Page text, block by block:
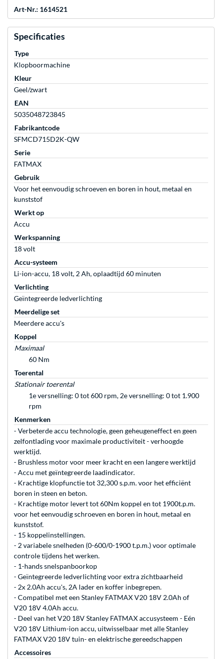
Art-Nr.: 1614521
Specificaties
Type
Klopboormachine
Kleur
Geel/zwart
EAN
5035048723845
Fabrikantcode
SFMCD715D2K-QW
Serie
FATMAX
Gebruik
Voor het eenvoudig schroeven en boren in hout, metaal en
kunststof
Werkt op
Accu
Werkspanning
18 volt
Accu-systeem
Li-ion-accu, 18 volt, 2 Ah, oplaadtijd 60 minuten
Verlichting
Geïntegreerde ledverlichting
Meerdelige set
Meerdere accu's
Koppel
Maximaal
60 Nm
Toerental
Stationair toerental
1e versnelling: 0 tot 600 rpm, 2e versnelling: 0 tot 1.900
rpm
Kenmerken
- Verbeterde accu technologie, geen geheugeneffect en geen
zelfontlading voor maximale productiviteit - verhoogde
werktijd.
- Brushless motor voor meer kracht en een langere werktijd
- Accu met geïntegreerde laadindicator.
- Krachtige klopfunctie tot 32,300 s.p.m. voor het efficiënt
boren in steen en beton.
- Krachtige motor levert tot 60Nm koppel en tot 1900t.p.m.
voor het eenvoudig schroeven en boren in hout, metaal en
kunststof.
- 15 koppelinstellingen.
- 2 variabele snelheden (0-600/0-1900 t.p.m.) voor optimale
controle tijdens het werken.
- 1-hands snelspanboorkop
- Geïntegreerde ledverlichting voor extra zichtbaarheid
- 2x 2.0Ah accu's, 2A lader en koffer inbegrepen.
- Compatibel met een Stanley FATMAX V20 18V 2.0Ah of
V20 18V 4.0Ah accu.
- Deel van het V20 18V Stanley FATMAX accusysteem - Eén
V20 18V Lithium-ion accu, uitwisselbaar met alle Stanley
FATMAX V20 18V tuin- en elektrische gereedschappen
Accessoires